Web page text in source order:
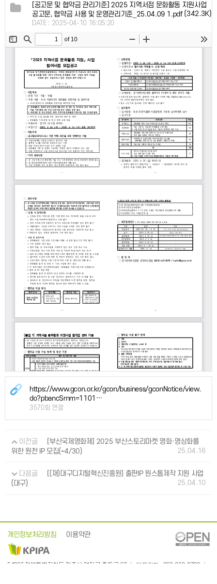
[공고문 및 협약금 관리기준] 2025 지역서점 문화활동 지원사업
공고문, 협약금 사용 및 운영관리기준_25.04.09 1.pdf(342.3K)
DATE : 2025-04-10 16:05:20
https://www.gcon.or.kr/gcon/business/gconNotice/view.
do?pbancSrnm=1101…
3570회 연결
이전글
[부산국제영화제] 2025 부산스토리마켓 영화·영상화를
위한 원천 IP 모집(~4/30)
25.04.16
다음글
[(재)대구디지털혁신진흥원] 출판IP 원스톱제작 지원 사업
(대구)
25.04.10
개인정보처리방침 이용약관
54866 전북특별자치도 전주시 덕진구 중동로 63 대표전화
: 063-219-2700